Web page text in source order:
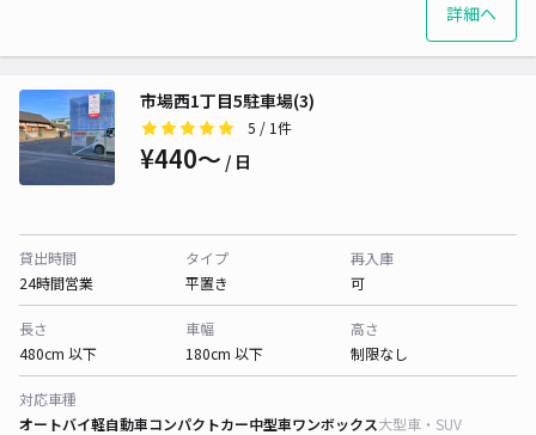
詳細へ
市場西1丁目5駐車場(3)
5 / 1件
¥440〜 / 日
貸出時間
24時間営業
タイプ
平置き
再入庫
可
長さ
480cm 以下
車幅
180cm 以下
高さ
制限なし
対応車種
オートバイ軽自動車コンパクトカー中型車ワンボックス大型車・SUV